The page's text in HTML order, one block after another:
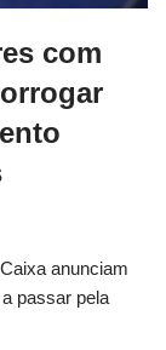
com
anunciam
passar pela